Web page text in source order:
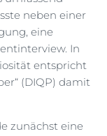
neben einer
eine
In
entspricht
(DIQP) damit
zunächst eine